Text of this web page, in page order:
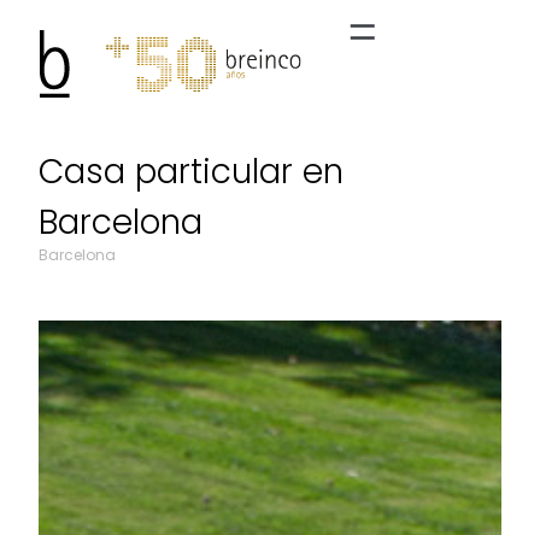
Casa particular en
Barcelona
Barcelona